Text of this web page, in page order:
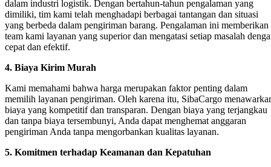
dalam industri logistik. Dengan bertahun-tahun pengalaman yang
dimiliki, tim kami telah menghadapi berbagai tantangan dan situasi
yang berbeda dalam pengiriman barang. Pengalaman ini memberikan
team kami layanan yang superior dan mengatasi setiap masalah
cepat dan efektif.
4. Biaya Kirim Murah
Kami memahami bahwa harga merupakan faktor penting dalam
memilih layanan pengiriman. Oleh karena itu, SibaCargo
biaya yang kompetitif dan transparan. Dengan biaya yang terjangkau
dan tanpa biaya tersembunyi, Anda dapat menghemat anggaran
pengiriman Anda tanpa mengorbankan kualitas layanan.
5. Komitmen terhadap Keamanan dan Kepatuhan